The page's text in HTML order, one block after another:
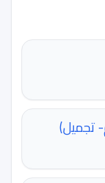
تجميل)